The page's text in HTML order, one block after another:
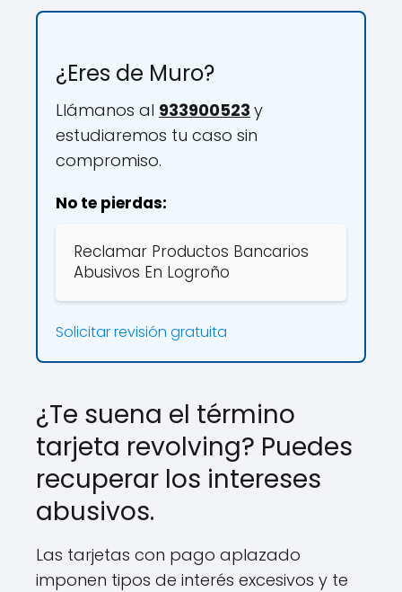
¿Eres de Muro?
Llámanos al 933900523 y
estudiaremos tu caso sin
compromiso.
No te pierdas:
Reclamar Productos Bancarios
Abusivos En Logroño
Solicitar revisión gratuita
¿Te suena el término
tarjeta revolving? Puedes
recuperar los intereses
abusivos.
Las tarjetas con pago aplazado
imponen tipos de interés excesivos y te